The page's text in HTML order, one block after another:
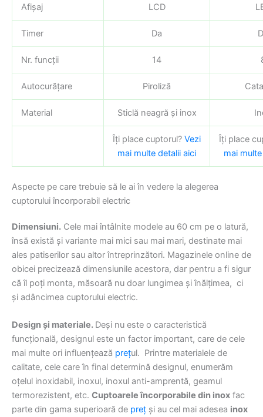
Afișaj LCD
Timer Da
Nr. funcții 14
Autocurățare Piroliză
Material Sticlă neagră și inox
Îți place cuptorul? Vezi
mai multe detalii aici
Îți place
mai
Aspecte pe care trebuie să le ai în vedere la alegerea
cuptorului încorporabil electric
Dimensiuni. Cele mai întâlnite modele au 60 cm pe o latură,
însă există și variante mai mici sau mai mari, destinate mai
ales patiserilor sau altor întreprinzători. Magazinele online de
obicei precizează dimensiunile acestora, dar pentru a fi sigur
că îl poți monta, măsoară nu doar lungimea și înălțimea, ci
și adâncimea cuptorului electric.
Design și materiale. Deși nu este o caracteristică
funcțională, designul este un factor important, care de cele
mai multe ori influențează prețul. Printre materialele de
calitate, cele care în final determină designul, enumerăm
oțelul inoxidabil, inoxul, inoxul anti-amprentă, geamul
termorezistent, etc. Cuptoarele încorporabile din inox fac
parte din gama superioară de preț și au cel mai adesea inox